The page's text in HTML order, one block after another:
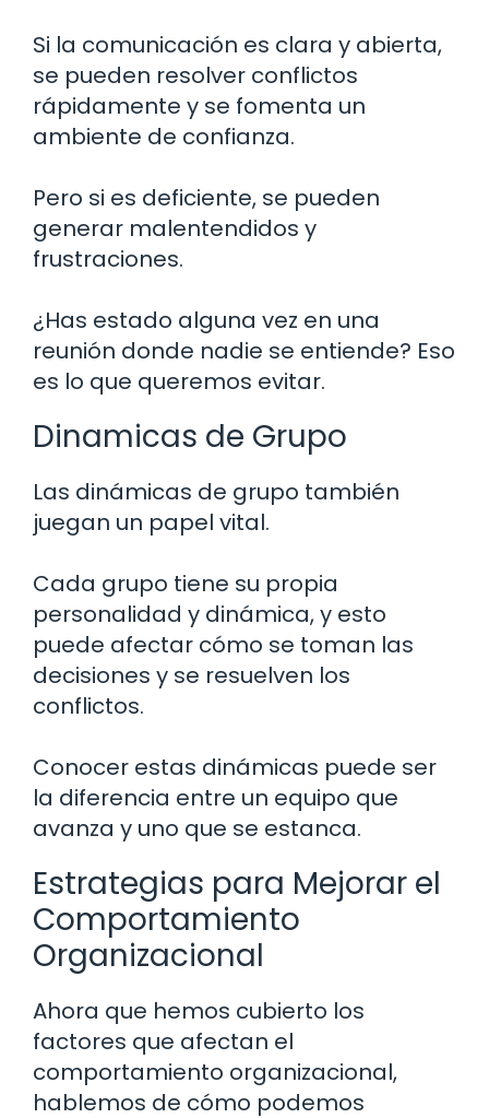
Si la comunicación es clara y abierta,
se pueden resolver conflictos
rápidamente y se fomenta un
ambiente de confianza.
Pero si es deficiente, se pueden
generar malentendidos y
frustraciones.
¿Has estado alguna vez en una
reunión donde nadie se entiende? Eso
es lo que queremos evitar.
Dinamicas de Grupo
Las dinámicas de grupo también
juegan un papel vital.
Cada grupo tiene su propia
personalidad y dinámica, y esto
puede afectar cómo se toman las
decisiones y se resuelven los
conflictos.
Conocer estas dinámicas puede ser
la diferencia entre un equipo que
avanza y uno que se estanca.
Estrategias para Mejorar el
Comportamiento
Organizacional
Ahora que hemos cubierto los
factores que afectan el
comportamiento organizacional,
hablemos de cómo podemos